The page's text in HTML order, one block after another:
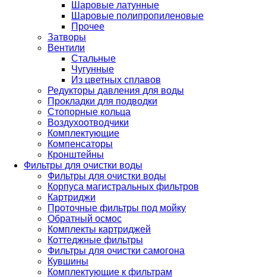
Шаровые латунные
Шаровые полипропиленовые
Прочее
Затворы
Вентили
Стальные
Чугунные
Из цветных сплавов
Редукторы давления для воды
Прокладки для подводки
Стопорные кольца
Воздухоотводчики
Комплектующие
Компенсаторы
Кронштейны
Фильтры для очистки воды
Фильтры для очистки воды
Корпуса магистральных фильтров
Картриджи
Проточные фильтры под мойку
Обратный осмос
Комплекты картриджей
Коттеджные фильтры
Фильтры для очистки самогона
Кувшины
Комплектующие к фильтрам